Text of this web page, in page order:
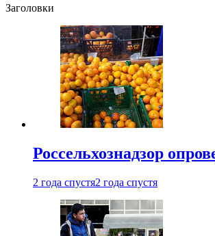
Заголовки
Россельхознадзор
2 года спустя2 года спустя